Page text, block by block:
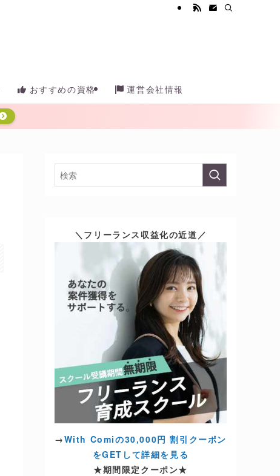
おすすめの資格 運営会社情報
＼フリーランス収益化の近道／
→With Comiの30,000円 割引クーポン
をGETして詳細を見る
★期間限定クーポン★